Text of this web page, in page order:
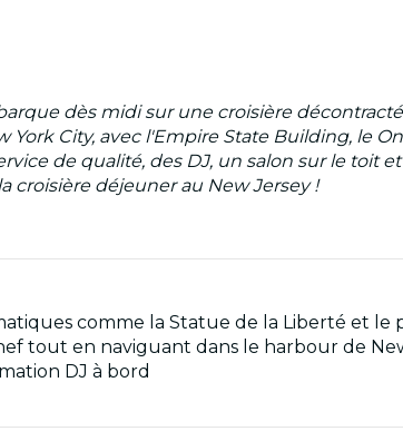
dès midi sur une croisière
York City, avec l'Empire State Building, le
de qualité, des DJ, un salon sur le toit
croisière déjeuner au New Jersey !
comme la Statue de la Liberté et le
tout en naviguant dans le harbour de
DJ à bord